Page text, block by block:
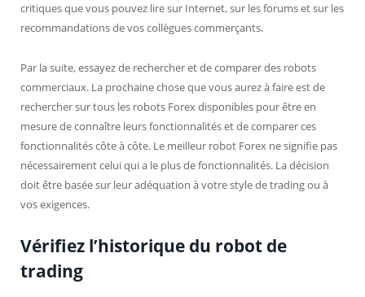
critiques que vous pouvez lire sur Internet, sur les forums et sur les
recommandations de vos collègues commerçants.
Par la suite, essayez de rechercher et de comparer des robots
commerciaux. La prochaine chose que vous aurez à faire est de
rechercher sur tous les robots Forex disponibles pour être en
mesure de connaître leurs fonctionnalités et de comparer ces
fonctionnalités côte à côte. Le meilleur robot Forex ne signifie pas
nécessairement celui qui a le plus de fonctionnalités. La décision
doit être basée sur leur adéquation à votre style de trading ou à
vos exigences.
Vérifiez l’historique du robot de
trading